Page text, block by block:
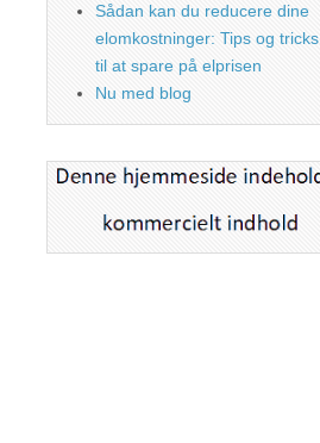
Sådan kan du reducere dine
elomkostninger: Tips og tricks
til at spare på elprisen
Nu med blog